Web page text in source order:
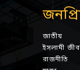
জাতীয়
ইসলামী
রাজনীতি